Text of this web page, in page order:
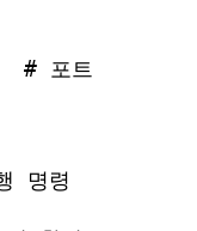
트
령